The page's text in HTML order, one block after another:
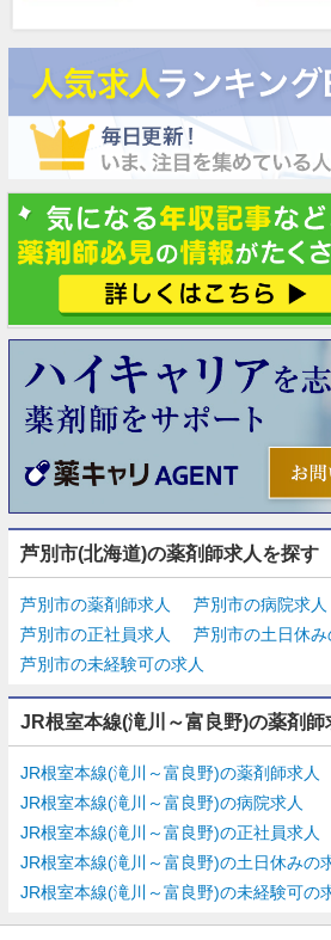
芦別市(北海道)の薬剤師求人を探す
芦別市の薬剤師求人
芦別市の病院求人
芦別市の正社員求人
芦別市の土日休み
芦別市の未経験可の求人
JR根室本線(滝川～富良野)の薬剤師
JR根室本線(滝川～富良野)の薬剤師求人
JR根室本線(滝川～富良野)の病院求人
JR根室本線(滝川～富良野)の正社員求人
JR根室本線(滝川～富良野)の土日休みの
JR根室本線(滝川～富良野)の未経験可の